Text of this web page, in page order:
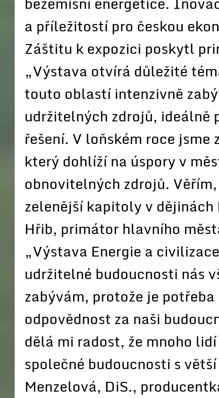
a příležitostí pro českou
Záštitu k expozici poskytl
„Výstava otvírá důležité
touto oblastí intenzivně
udržitelných zdrojů,
řešení. V loňském roce
který dohlíží na úspory v
obnovitelných zdrojů.
zelenější kapitoly v dějinách
Hřib, primátor hlavního
„Výstava Energie a
udržitelné budoucnosti nás
zabývám, protože je
odpovědnost za naši
dělá mi radost, že mnoho
společné budoucnosti s
Menzelová, DiS.,